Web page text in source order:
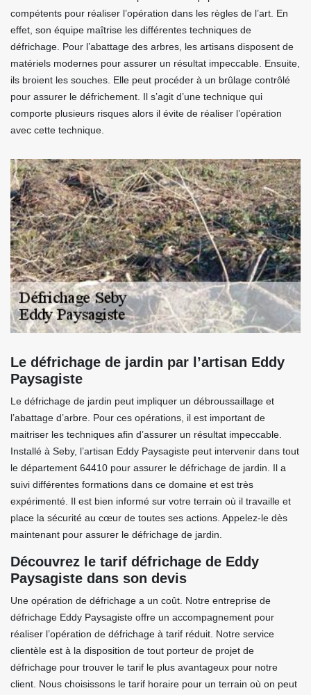
compétents pour réaliser l’opération dans les règles de l’art. En
effet, son équipe maîtrise les différentes techniques de
défrichage. Pour l’abattage des arbres, les artisans disposent de
matériels modernes pour assurer un résultat impeccable. Ensuite,
ils broient les souches. Elle peut procéder à un brûlage contrôlé
pour assurer le défrichement. Il s’agit d’une technique qui
comporte plusieurs risques alors il évite de réaliser l’opération
avec cette technique.
Le défrichage de jardin par l’artisan Eddy
Paysagiste
Le défrichage de jardin peut impliquer un débroussaillage et
l’abattage d’arbre. Pour ces opérations, il est important de
maitriser les techniques afin d’assurer un résultat impeccable.
Installé à Seby, l’artisan Eddy Paysagiste peut intervenir dans tout
le département 64410 pour assurer le défrichage de jardin. Il a
suivi différentes formations dans ce domaine et est très
expérimenté. Il est bien informé sur votre terrain où il travaille et
place la sécurité au cœur de toutes ses actions. Appelez-le dès
maintenant pour assurer le défrichage de jardin.
Découvrez le tarif défrichage de Eddy
Paysagiste dans son devis
Une opération de défrichage a un coût. Notre entreprise de
défrichage Eddy Paysagiste offre un accompagnement pour
réaliser l’opération de défrichage à tarif réduit. Notre service
clientèle est à la disposition de tout porteur de projet de
défrichage pour trouver le tarif le plus avantageux pour notre
client. Nous choisissons le tarif horaire pour un terrain où on peut